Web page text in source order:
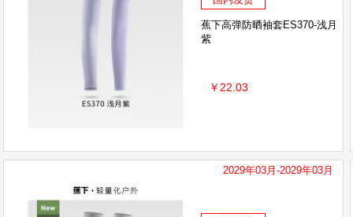
蕉下高弹防晒袖套ES370-浅月
紫
￥22.03
2029年03月-2029年03月